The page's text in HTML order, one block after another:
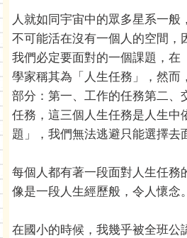
人就如同宇宙中的眾多星系一般
不可能活在沒有一個人的空間，
我們必定要面對的一個課題，在
學家稱其為「人生任務」，然而
部分：第一、工作的任務第二、
任務，這三個人生任務是人生中
題」，我們無法逃避只能選擇去
每個人都有著一段面對人生任務
像是一段人生經歷般，令人懷念。
在國小的時候，我幾乎被全班公